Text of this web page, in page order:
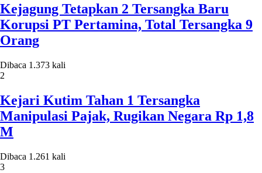
Kejagung Tetapkan 2 Tersangka Baru
Korupsi PT Pertamina, Total Tersangka 9
Orang
Dibaca 1.373 kali
2
Kejari Kutim Tahan 1 Tersangka
Manipulasi Pajak, Rugikan Negara Rp 1,8
M
Dibaca 1.261 kali
3